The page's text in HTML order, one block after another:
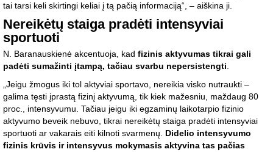
tai tarsi keli skirtingi keliai į tą pačią informaciją“, – aiškina ji.
Nereikėtų staiga pradėti intensyviai
sportuoti
N. Baranauskienė akcentuoja, kad fizinis aktyvumas tikrai gali
padėti sumažinti įtampą, tačiau svarbu nepersistengti.
„Jeigu žmogus iki tol aktyviai sportavo, nereikia visko nutraukti –
galima tęsti įprastą fizinį aktyvumą, tik kiek mažesniu, maždaug 80
proc., intensyvumu. Tačiau jeigu iki egzaminų laikotarpio fizinio
aktyvumo beveik nebuvo, tikrai nereikėtų staiga pradėti intensyviai
sportuoti ar vakarais eiti kilnoti svarmenų. Didelio intensyvumo
fizinis krūvis ir intensyvus mokymasis aktyvina tas pačias